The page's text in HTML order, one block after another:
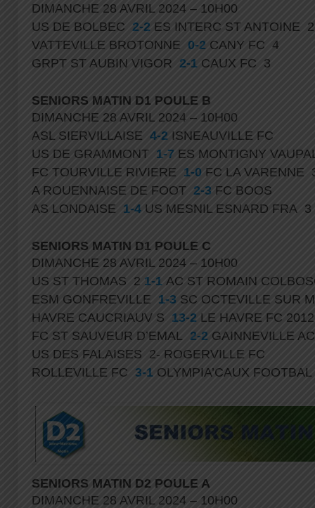
DIMANCHE 28 AVRIL 2024 – 10H00
US DE BOLBEC 2-2 ES INTERC ST ANTOINE
VATTEVILLE BROTONNE 0-2 CANY FC 4
GRPT ST AUBIN VIGOR 2-1 CAUX FC 3
SENIORS MATIN D1 POULE B
DIMANCHE 28 AVRIL 2024 – 10H00
ASL SIERVILLAISE 4-2 ISNEAUVILLE FC
US DE GRAMMONT 1-7 ES MONTIGNY
FC TOURVILLE RIVIERE 1-0 FC LA VARENNE
A ROUENNAISE DE FOOT 2-3 FC BOOS
AS LONDAISE 1-4 US MESNIL ESNARD FRA 3
SENIORS MATIN D1 POULE C
DIMANCHE 28 AVRIL 2024 – 10H00
US ST THOMAS 2 1-1 AC ST ROMAIN
ESM GONFREVILLE 1-3 SC OCTEVILLE SUR
HAVRE CAUCRIAUV S 13-2 LE HAVRE FC
FC ST SAUVEUR D’EMAL 2-2 GAINNEVILLE
US DES FALAISES 2- ROGERVILLE FC
ROLLEVILLE FC 3-1 OLYMPIA’CAUX
SENIORS MATIN D2 POULE A
DIMANCHE 28 AVRIL 2024 – 10H00